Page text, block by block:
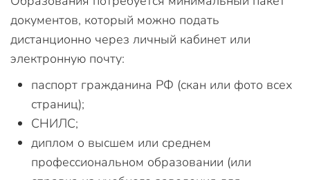
документов, который можно подать
дистанционно через личный кабинет или
электронную почту:
паспорт гражданина РФ (скан или фото всех
страниц);
СНИЛС;
диплом о высшем или среднем
профессиональном образовании (или